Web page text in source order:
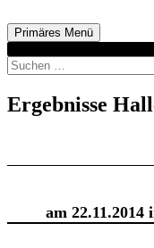
Inhalt
springen
Suchen
Primäres Menü
Suchen
nach:
Ergebnisse
am